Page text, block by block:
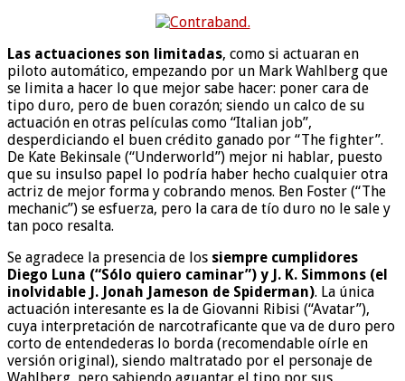
Las actuaciones son limitadas, como si actuaran en
piloto automático, empezando por un Mark Wahlberg que
se limita a hacer lo que mejor sabe hacer: poner cara de
tipo duro, pero de buen corazón; siendo un calco de su
actuación en otras películas como “Italian job”,
desperdiciando el buen crédito ganado por “The fighter”.
De Kate Bekinsale (“Underworld”) mejor ni hablar, puesto
que su insulso papel lo podría haber hecho cualquier otra
actriz de mejor forma y cobrando menos. Ben Foster (“The
mechanic”) se esfuerza, pero la cara de tío duro no le sale y
tan poco resalta.
Se agradece la presencia de los siempre cumplidores
Diego Luna (“Sólo quiero caminar”) y J. K. Simmons (el
inolvidable J. Jonah Jameson de Spiderman). La única
actuación interesante es la de Giovanni Ribisi (“Avatar”),
cuya interpretación de narcotraficante que va de duro pero
corto de entendederas lo borda (recomendable oírle en
versión original), siendo maltratado por el personaje de
Wahlberg, pero sabiendo aguantar el tipo por sus